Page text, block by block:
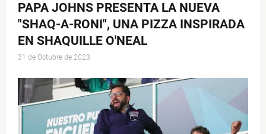
PAPA JOHNS PRESENTA LA NUEVA
"SHAQ-A-RONI", UNA PIZZA INSPIRADA
EN SHAQUILLE O'NEAL
31 de Octubre de 2023